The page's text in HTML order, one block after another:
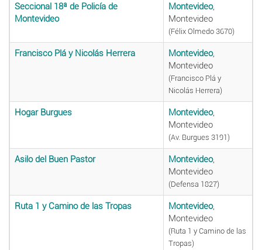
Seccional 18ª de Policía de
Montevideo
Montevideo,
Montevideo
(Félix Olmedo 3670)
Francisco Plá y Nicolás Herrera Montevideo,
Montevideo
(Francisco Plá y
Nicolás Herrera)
Hogar Burgues Montevideo,
Montevideo
(Av. Burgues 3191)
Asilo del Buen Pastor Montevideo,
Montevideo
(Defensa 1827)
Ruta 1 y Camino de las Tropas Montevideo,
Montevideo
(Ruta 1 y Camino de las
Tropas)